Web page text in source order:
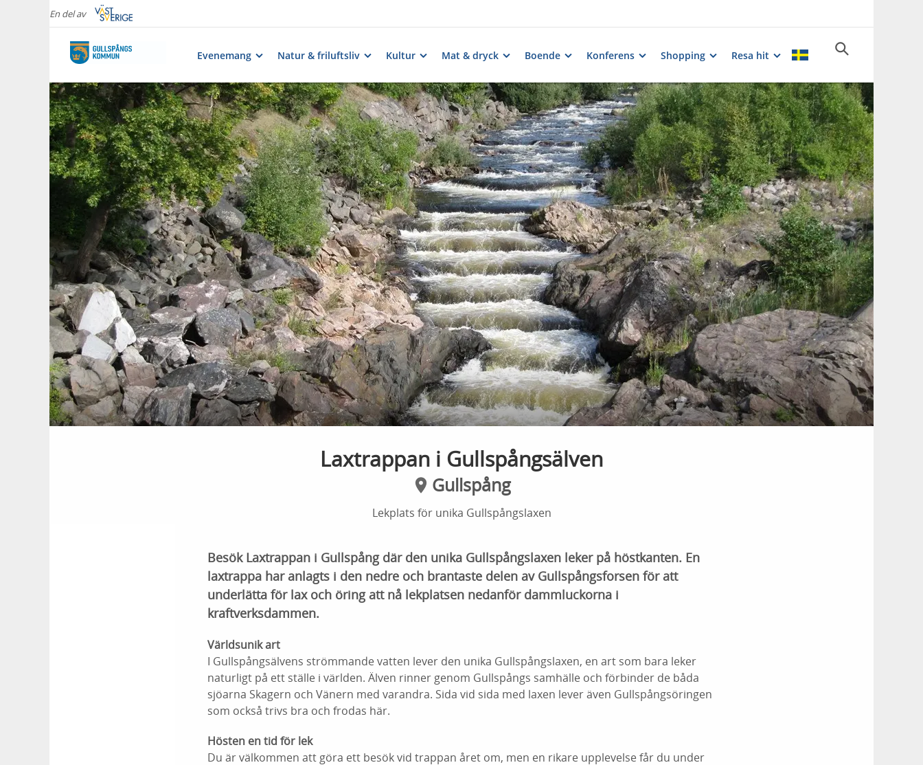
En del av
Evenemang Natur & friluftsliv Kultur Mat & dryck Boende Konferens Shopping Resa hit
Laxtrappan i Gullspångsälven
Gullspång
Lekplats för unika Gullspångslaxen
Besök Laxtrappan i Gullspång där den unika Gullspångslaxen leker på höstkanten. En
laxtrappa har anlagts i den nedre och brantaste delen av Gullspångsforsen för att
underlätta för lax och öring att nå lekplatsen nedanför dammluckorna i
kraftverksdammen.
Världsunik art
I Gullspångsälvens strömmande vatten lever den unika Gullspångslaxen, en art som bara leker
naturligt på ett ställe i världen. Älven rinner genom Gullspångs samhälle och förbinder de båda
sjöarna Skagern och Vänern med varandra. Sida vid sida med laxen lever även Gullspångsöringen
som också trivs bra och frodas här.
Hösten en tid för lek
Du är välkommen att göra ett besök vid trappan året om, men en rikare upplevelse får du under